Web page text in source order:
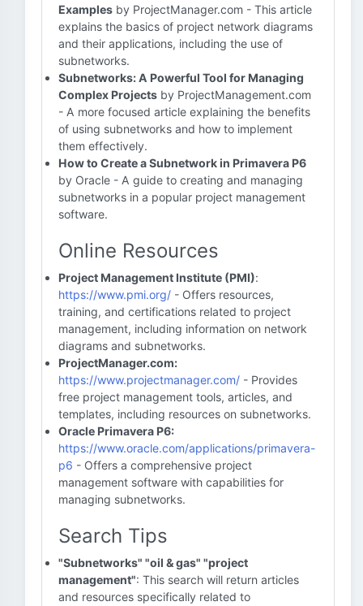
Examples by ProjectManager.com - This article
explains the basics of project network diagrams
and their applications, including the use of
subnetworks.
Subnetworks: A Powerful Tool for Managing
Complex Projects by ProjectManagement.com
- A more focused article explaining the benefits
of using subnetworks and how to implement
them effectively.
How to Create a Subnetwork in Primavera P6
by Oracle - A guide to creating and managing
subnetworks in a popular project management
software.
Online Resources
Project Management Institute (PMI):
https://www.pmi.org/ - Offers resources,
training, and certifications related to project
management, including information on network
diagrams and subnetworks.
ProjectManager.com:
https://www.projectmanager.com/ - Provides
free project management tools, articles, and
templates, including resources on subnetworks.
Oracle Primavera P6:
https://www.oracle.com/applications/primavera-
p6 - Offers a comprehensive project
management software with capabilities for
managing subnetworks.
Search Tips
"Subnetworks" "oil & gas" "project
management": This search will return articles
and resources specifically related to